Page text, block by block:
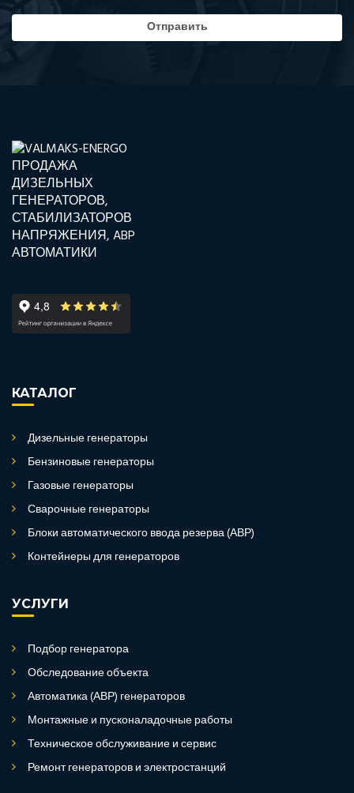
КАТАЛОГ
Дизельные генераторы
Бензиновые генераторы
Газовые генераторы
Сварочные генераторы
Блоки автоматического ввода резерва (АВР)
Контейнеры для генераторов
УСЛУГИ
Подбор генератора
Обследование объекта
Автоматика (АВР) генераторов
Монтажные и пусконаладочные работы
Техническое обслуживание и сервис
Ремонт генераторов и электростанций